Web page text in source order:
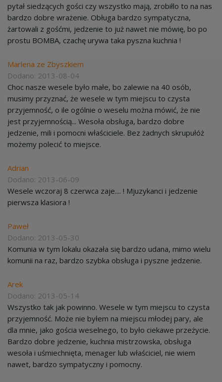
pytał siedzących gości czy wszystko mają, zrobiłlo to na nas
bardzo dobre wrażenie. Obługa bardzo sympatyczna,
żartowali z gośćmi, jedzenie to już nawet nie mówię, bo po
prostu BOMBA, czachę urywa taka pyszna kuchnia !
Marlena ze Zbyszkiem
Dodano: 2013-08-04
Choc nasze wesele było małe, bo zalewie na 40 osób,
musimy przyznać, że wesele w tym miejscu to czysta
przyjemność, o ile ogólnie o weselu można mówić, że nie
jest przyjemnością... Wesoła obsługa, bardzo dobre
jedzenie, mili i pomocni właściciele. Bez żadnych skrupułóż
możemy polecić to miejsce.
Adrian
Dodano: 2013-06-09
Wesele wczoraj 8 czerwca zaje.... ! Mjuzykanci i jedzenie
pierwsza klasiora !
Paweł
Dodano: 2013-05-30
Komunia w tym lokalu okazała się bardzo udana, mimo wielu
komunii na raz, bardzo szybka obsługa i pyszne jedzenie.
Arek
Dodano: 2013-05-14
Wszystko tak jak powinno. Wesele w tym miejscu to czysta
przyjemność. Może nie byłem na miejscu młodej pary, ale
dla mnie, jako gościa weselnego, to było ciekawe przeżycie.
Bardzo dobre jedzenie, kuchnia mistrzowska, obsługa
wesoła i uśmiechnięta, menager lub właściciel, nie wiem
nawet, bardzo sympatyczny i pomocny.